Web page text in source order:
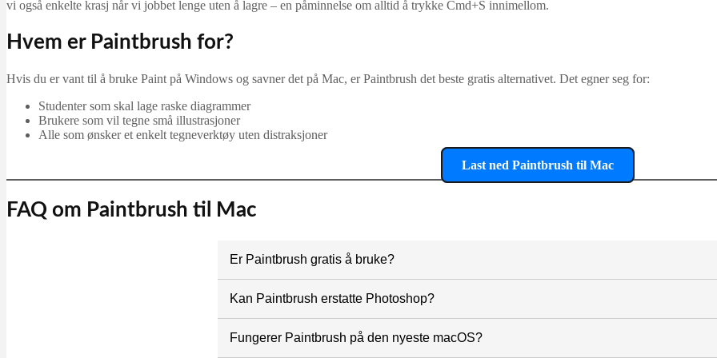
vi også enkelte krasj når vi jobbet lenge uten å lagre – en påminnelse om alltid å trykke Cmd+S innimellom.
Hvem er Paintbrush for?
Hvis du er vant til å bruke Paint på Windows og savner det på Mac, er Paintbrush det beste gratis alternativet. Det egner seg for:
Studenter som skal lage raske diagrammer
Brukere som vil tegne små illustrasjoner
Alle som ønsker et enkelt tegneverktøy uten distraksjoner
Last ned Paintbrush til Mac
FAQ om Paintbrush til Mac
Er Paintbrush gratis å bruke?
Ja, Paintbrush er helt gratis og open source. Du kan laste det ned uten lisens- eller
Kan Paintbrush erstatte Photoshop?
Nei, Paintbrush er et svært enkelt program uten lag og avanserte verktøy. Det passer
Fungerer Paintbrush på den nyeste macOS?